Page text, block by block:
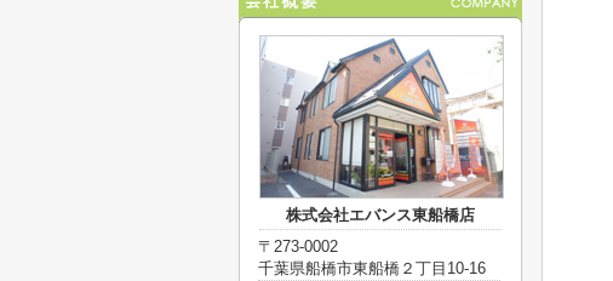
株式会社エバンス東船橋店
〒273-0002
千葉県船橋市東船橋２丁目10-16